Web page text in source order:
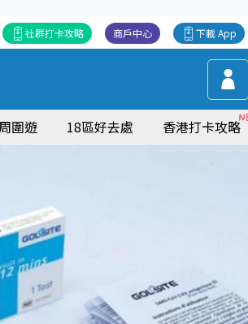
下載 App
商戶中心
社群打卡攻略
圍遊 18區好去處 香港打卡攻略